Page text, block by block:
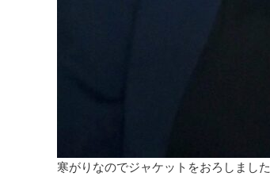
寒がりなのでジャケットをおろしました